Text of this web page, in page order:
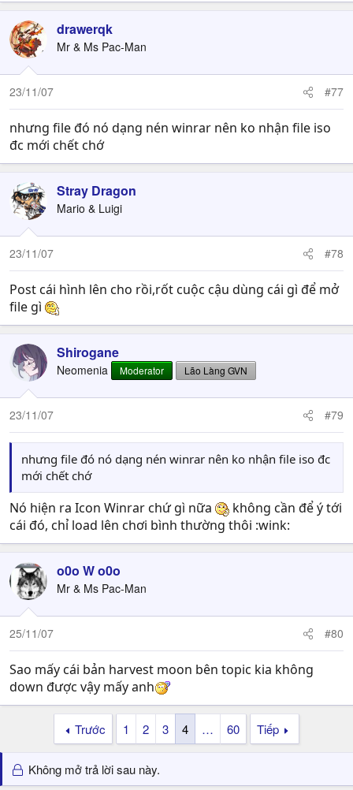
drawerqk
Mr & Ms Pac-Man
23/11/07 #77
nhưng file đó nó dạng nén winrar nên ko nhận file iso
đc mới chết chớ
Stray Dragon
Mario & Luigi
23/11/07 #78
Post cái hình lên cho rồi,rốt cuộc cậu dùng cái gì để mở
file gì
Shirogane
Neomenia Moderator Lão Làng GVN
23/11/07 #79
nhưng file đó nó dạng nén winrar nên ko nhận file iso đc
mới chết chớ
Nó hiện ra Icon Winrar chứ gì nữa
không cần để ý tới
cái đó, chỉ load lên chơi bình thường thôi :wink:
o0o W o0o
Mr & Ms Pac-Man
25/11/07 #80
Sao mấy cái bản harvest moon bên topic kia không
down được vậy mấy anh
Trước 1 2 3 4 … 60 Tiếp
Không mở trả lời sau này.